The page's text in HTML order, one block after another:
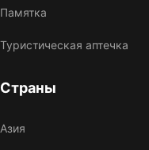
Памятка
Туристическая аптечка
Страны
Азия